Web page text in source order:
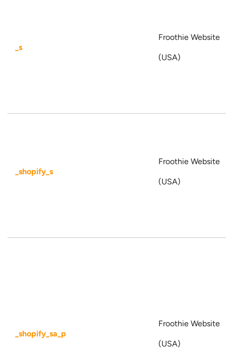
_s
Froothie Website
(USA)
_shopify_s
Froothie Website
(USA)
_shopify_sa_p
Froothie Website
(USA)